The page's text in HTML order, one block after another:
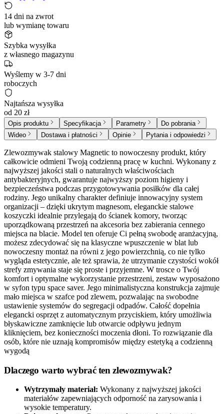
14 dni na zwrot
lub wymianę towaru
Szybka wysyłka
z własnego magazynu
Wyślemy w 3-7 dni
roboczych
Najtańsza wysyłka
od 20 zł
Opis produktu Specyfikacja Parametry
Do pobrania
Wideo
Dostawa i płatności Opinie Pytania i odpowiedzi
Zlewozmywak stalowy Magnetic to nowoczesny produkt, który
całkowicie odmieni Twoją codzienną pracę w kuchni. Wykonany z
najwyższej jakości stali o naturalnych właściwościach
antybakteryjnych, gwarantuje najwyższy poziom higieny i
bezpieczeństwa podczas przygotowywania posiłków dla całej
rodziny. Jego unikalny charakter definiuje innowacyjny system
organizacji – dzięki ukrytym magnesom, eleganckie stalowe
koszyczki idealnie przylegają do ścianek komory, tworząc
uporządkowaną przestrzeń na akcesoria bez zabierania cennego
miejsca na blacie. Model ten oferuje Ci pełną swobodę aranżacyjną,
możesz zdecydować się na klasyczne wpuszczenie w blat lub
nowoczesny montaż na równi z jego powierzchnią, co nie tylko
wygląda estetycznie, ale też sprawia, że utrzymanie czystości wokół
strefy zmywania staje się proste i przyjemne. W trosce o Twój
komfort i optymalne wykorzystanie przestrzeni, zestaw wyposażono
w syfon typu space saver. Jego minimalistyczna konstrukcja zajmuje
mało miejsca w szafce pod zlewem, pozwalając na swobodne
ustawienie systemów do segregacji odpadów. Całość dopełnia
elegancki osprzęt z automatycznym przyciskiem, który umożliwia
błyskawiczne zamknięcie lub otwarcie odpływu jednym
kliknięciem, bez konieczności moczenia dłoni. To rozwiązanie dla
osób, które nie uznają kompromisów między estetyką a codzienną
wygodą
Dlaczego warto wybrać ten zlewozmywak?
Wytrzymały materiał: Wykonany z najwyższej jakości
materiałów zapewniających odporność na zarysowania i
wysokie temperatury.